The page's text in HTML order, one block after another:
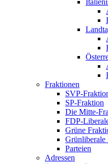
Fraktionen
SVP-
SP-Fraktion
Die Mitte-
FDP-
Grüne
Grünliberale
Parteien
Adressen